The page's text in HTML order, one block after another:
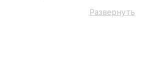
поломки по условиям гарантии, мы
Развернуть